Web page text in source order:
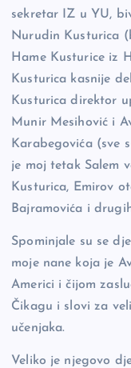
sekretar IZ u YU,
Nurudin Kusturica
Hame Kusturice iz
Kusturica kasnije
Kusturica direktor
Munir Mesihović i
Karabegovića (sve
je moj tetak Salem
Kusturica, Emirov
Bajramovića i
Spominjale su se
moje nane koja je
Americi i čijom
Čikagu i slovi za
učenjaka.
Veliko je njegovo